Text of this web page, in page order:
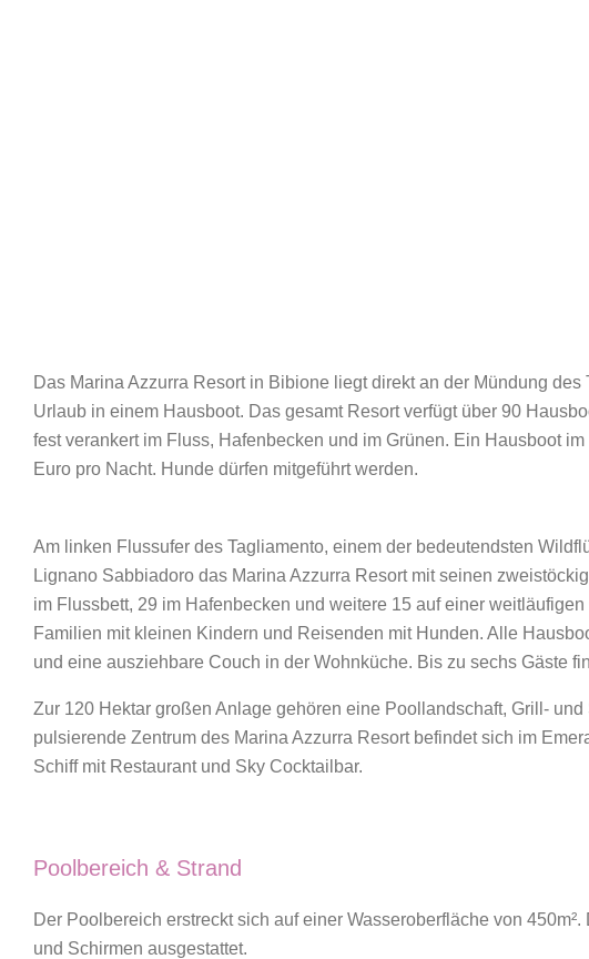
Das Marina Azzurra Resort in Bibione liegt direkt an der Mündung
Urlaub in einem Hausboot. Das gesamt Resort verfügt über 90
fest verankert im Fluss, Hafenbecken und im Grünen. Ein Hausboot
Euro pro Nacht. Hunde dürfen mitgeführt werden.
Am linken Flussufer des Tagliamento, einem der bedeutendsten
Lignano Sabbiadoro das Marina Azzurra Resort mit seinen
im Flussbett, 29 im Hafenbecken und weitere 15 auf einer
Familien mit kleinen Kindern und Reisenden mit Hunden. Alle
und eine ausziehbare Couch in der Wohnküche. Bis zu sechs Gäste
Zur 120 Hektar großen Anlage gehören eine Poollandschaft, Grill-
pulsierende Zentrum des Marina Azzurra Resort befindet sich im
Schiff mit Restaurant und Sky Cocktailbar.
Poolbereich & Strand
Der Poolbereich erstreckt sich auf einer Wasseroberfläche von
und Schirmen ausgestattet.